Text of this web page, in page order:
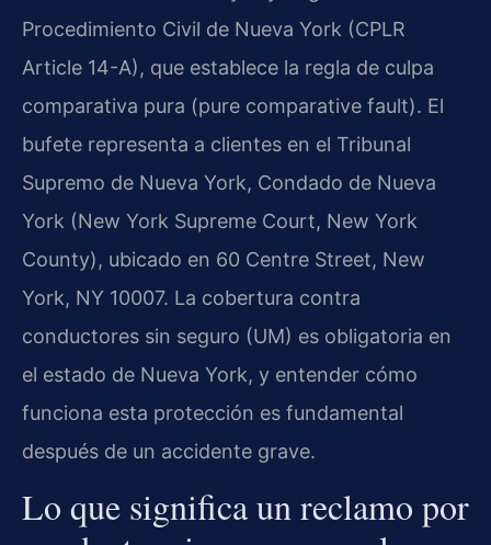
Procedimiento Civil de Nueva York (CPLR
Article 14-A), que establece la regla de culpa
comparativa pura (pure comparative fault). El
bufete representa a clientes en el Tribunal
Supremo de Nueva York, Condado de Nueva
York (New York Supreme Court, New York
County), ubicado en 60 Centre Street, New
York, NY 10007. La cobertura contra
conductores sin seguro (UM) es obligatoria en
el estado de Nueva York, y entender cómo
funciona esta protección es fundamental
después de un accidente grave.
Lo que significa un reclamo por